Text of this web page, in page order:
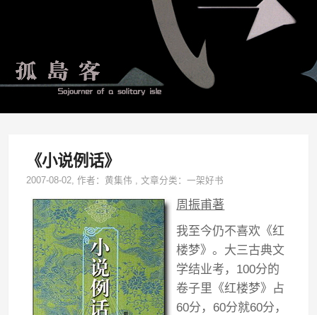
《小说例话》
2007-08-02, 作者：黄集伟 ,文章分类：一架好书
周振甫著
我至今仍不喜欢《红
楼梦》。大三古典文
学结业考，100分的
卷子里《红楼梦》占
60分，60分就60分，